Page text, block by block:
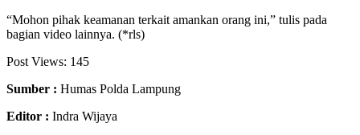
“Mohon pihak keamanan terkait amankan orang ini,” tulis pada
bagian video lainnya. (*rls)
Post Views: 145
Sumber : Humas Polda Lampung
Editor : Indra Wijaya